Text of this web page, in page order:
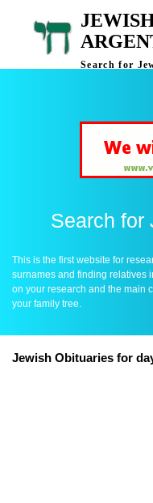
Search for
Search for
This is the first website for
surnames and finding relatives
on your research and the main
your family tree.
Jewish Obituaries for